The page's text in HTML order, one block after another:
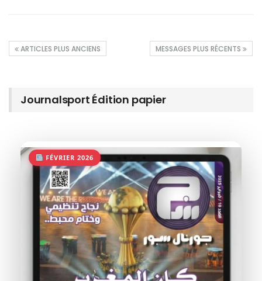
ARTICLES PLUS ANCIENS MESSAGES PLUS RÉCENTS
Journalsport Édition papier
FÉVRIER 2026